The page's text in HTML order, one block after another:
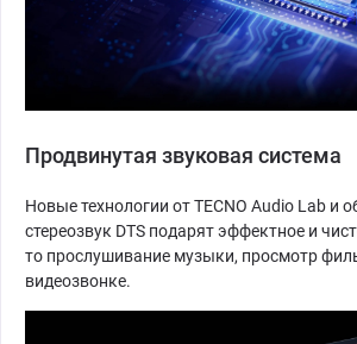
Продвинутая звуковая система
Новые технологии от TECNO Audio Lab и
стереозвук DTS подарят эффектное и
то прослушивание музыки, просмотр
видеозвонке.